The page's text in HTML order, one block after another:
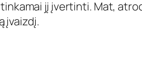
jį įvertinti. Mat,
įvaizdį.